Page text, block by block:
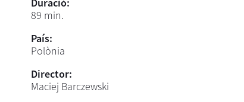
89 min.
País:
Polònia
Director:
Maciej Barczewski